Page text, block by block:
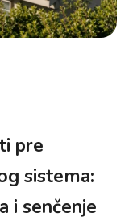
pre
sistema:
i senčenje